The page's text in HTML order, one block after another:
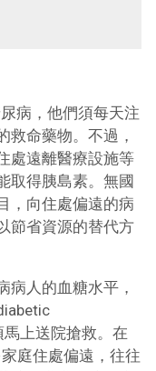
病，他們須每天注
救命藥物。不過，
處遠離醫療設施等
取得胰島素。無國
，向住處偏遠的病
節省資源的替代方
病人的血糖水平，
上送院搶救。在
庭住處偏遠，往往